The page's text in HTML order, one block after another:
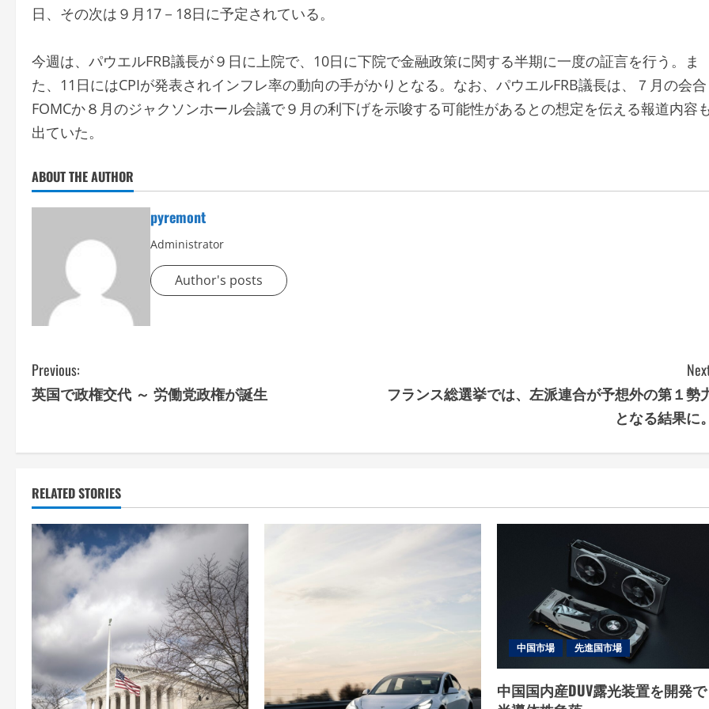
日、その次は９月17－18日に予定されている。
今週は、パウエルFRB議長が９日に上院で、10日に下院で金融政策に関する半期に一度の証言を行う。ま
た、11日にはCPIが発表されインフレ率の動向の手がかりとなる。なお、パウエルFRB議長は、７月の会合
FOMCか８月のジャクソンホール会議で９月の利下げを示唆する可能性があるとの想定を伝える報道内容
出ていた。
ABOUT THE AUTHOR
pyremont
Administrator
Author's posts
C
o
i
n
e
R
e
Previous:
英国で政権交代 ～ 労働党政権が誕生
フランス総選挙では、左派連合が予想外の第１勢
となる結果に
RELATED STORIES
中国市場 先進国市場
中国国内産DUV露光装置を開発で